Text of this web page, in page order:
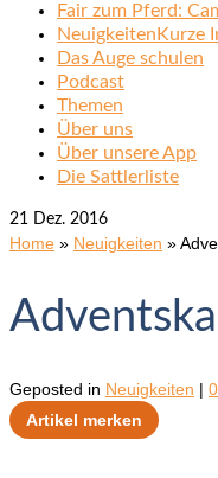
Fair zum Pferd:
Neuigkeiten Kurze
Das Auge schulen
Podcast
Themen
Über uns
Über unsere App
Die Sattlerliste
21 Dez. 2016
Home » Neuigkeiten »
Geposted in Neuigkeiten | 0
Artikel merken